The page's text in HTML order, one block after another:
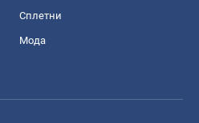
Сплетни
Мода